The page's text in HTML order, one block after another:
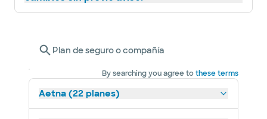
Plan de seguro o compañía
By searching you agree tothese terms
Aetna (22 planes)